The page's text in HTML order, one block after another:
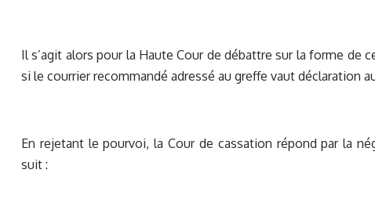
Il s’agit alors pour la Haute Cour de débattre sur la forme
si le courrier recommandé adressé au greffe vaut déclaration
En rejetant le pourvoi, la Cour de cassation répond par la
suit :